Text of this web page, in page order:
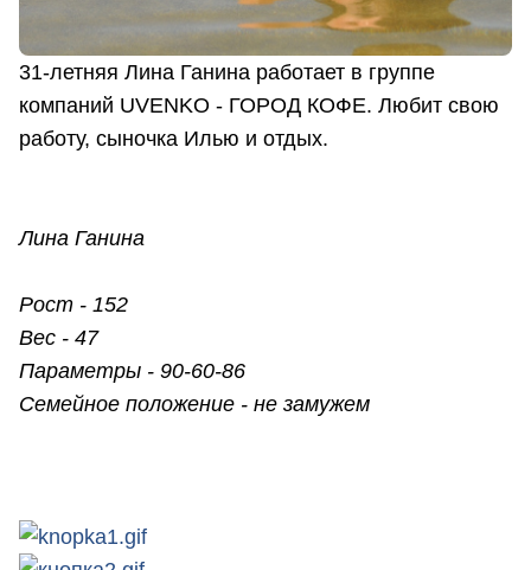
31-летняя Лина Ганина работает в группе
компаний UVENKO - ГОРОД КОФЕ. Любит свою
работу, сыночка Илью и отдых.
Лина Ганина
Рост - 152
Вес - 47
Параметры - 90-60-86
Семейное положение - не замужем